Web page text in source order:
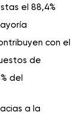
el 88,4%
con el
de
del
a la